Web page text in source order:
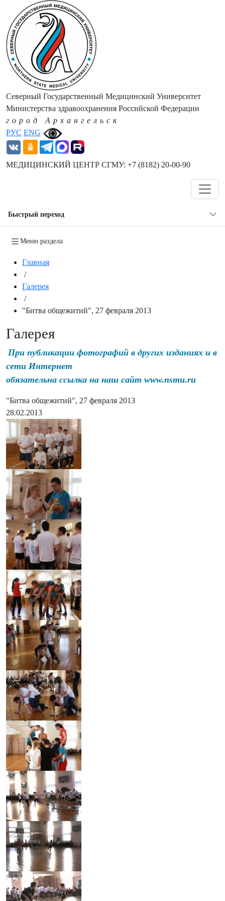
РУС ENG
Северный Государственный Медицинский Университет
Министерства здравоохранения Российской Федерации
город Архангельск
МЕДИЦИНСКИЙ ЦЕНТР СГМУ: +7 (8182) 20-00-90
Быстрый переход
Меню раздела
Главная
/
Галерея
/
"Битва общежитий", 27 февраля 2013
Галерея
При публикации фотографий в других изданиях и в
сети Интернет
обязательна ссылка на наш сайт www.nsmu.ru
"Битва общежитий", 27 февраля 2013
28.02.2013